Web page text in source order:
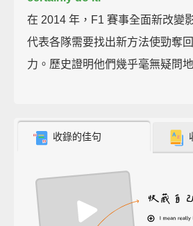
在 2014 年，F1 賽事全面新改變
代表各隊需要找出新方法使勁奪
力。歷史證明他們幾乎毫無疑問
收錄的佳句